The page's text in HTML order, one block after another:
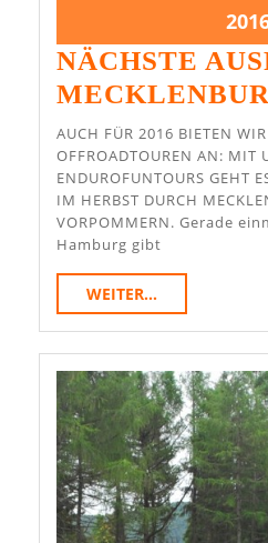
NÄCHSTE
AUCH FÜR 2016 BIETEN WIR WIEDER GEFÜHRTE
OFFROADTOUREN AN: MIT
ENDUROFUNTOURS GEHT
IM HERBST DURCH
VORPOMMERN. Gerade
Hamburg gibt
WEITER...WEITER...